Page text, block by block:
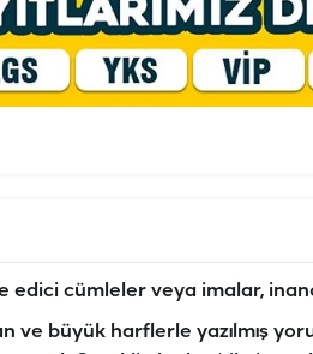
cümleler veya imalar,
ve büyük harflerle yazılmış